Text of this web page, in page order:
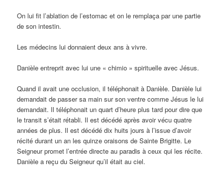
On lui fit l’ablation de l’estomac et on le remplaça par une partie
de son intestin.
Les médecins lui donnaient deux ans à vivre.
Danièle entreprit avec lui une « chimio » spirituelle avec Jésus.
Quand il avait une occlusion, il téléphonait à Danièle. Danièle lui
demandait de passer sa main sur son ventre comme Jésus le lui
demandait. Il téléphonait un quart d’heure plus tard pour dire que
le transit s’était rétabli. Il est décédé après avoir vécu quatre
années de plus. Il est décédé dix huits jours à l’issue d’avoir
récité durant un an les quinze oraisons de Sainte Brigitte. Le
Seigneur promet l’entrée directe au paradis à ceux qui les récite.
Danièle a reçu du Seigneur qu’il était au ciel.